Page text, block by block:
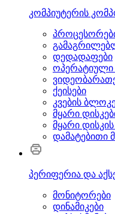
კომპიუტერის
დედადაფები
ოპერატიული
ქეისები
კვების
მყარი
მყარი
დამატებითი
პერიფერია და
მონიტორები
დინამიკები